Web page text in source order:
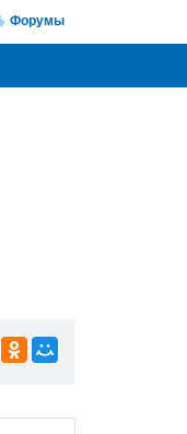
Форумы